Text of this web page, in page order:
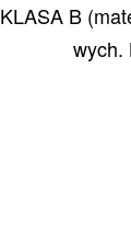
KLASA B
wych.